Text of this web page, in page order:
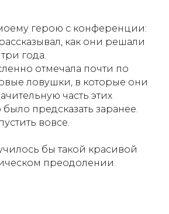
герою с конференции:
как они решали
года.
отмечала почти по
ловушки, в которые они
часть этих
предсказать заранее.
вовсе.
бы такой красивой
преодолении.